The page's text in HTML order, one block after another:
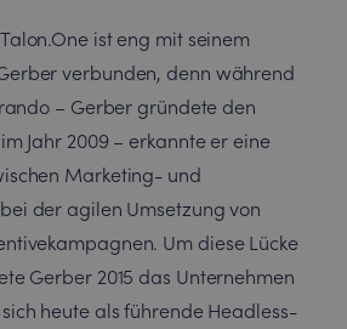
ist eng mit seinem
verbunden, denn während
– Gerber gründete den
Jahr 2009 – erkannte er eine
Marketing- und
der agilen Umsetzung von
Um diese Lücke
Gerber 2015 das Unternehmen
heute als führende Headless-